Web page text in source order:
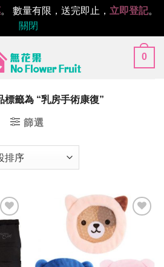
。 數量有限，送完即止， 立即登記。
關閉
0
標籤為 “乳房手術康復”
篩選
to